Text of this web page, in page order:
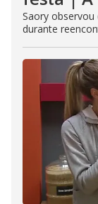
Saory
durante